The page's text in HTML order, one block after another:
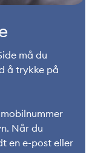
må du
å trykke på
Når du
en e-post eller